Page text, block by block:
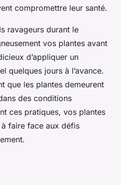
compromettre leur santé.
ravageurs durant le
vos plantes avant
d’appliquer un
quelques jours à l’avance.
que les plantes demeurent
des conditions
ces pratiques, vos plantes
faire face aux défis